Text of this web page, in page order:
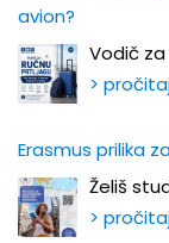
avion?
Vodič
>
Erasmus prilika
Želiš
>